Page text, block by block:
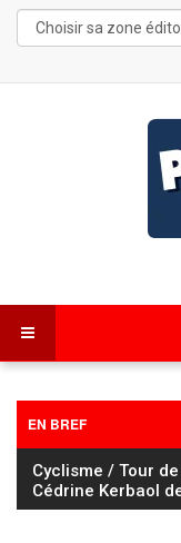
EN BREF
Cyclisme / Tour
Cédrine Kerbaol